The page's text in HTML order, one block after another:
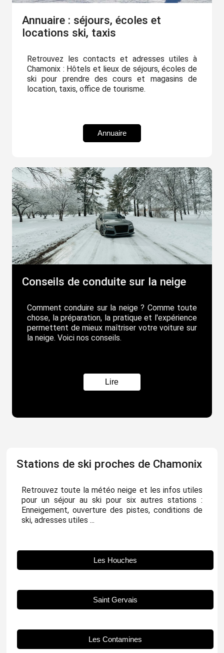
Annuaire : séjours, écoles et
locations ski, taxis
Retrouvez les contacts et adresses utiles à
Chamonix : Hôtels et lieux de séjours, écoles de
ski pour prendre des cours et magasins de
location, taxis, office de tourisme.
Annuaire
Conseils de conduite sur la neige
Comment conduire sur la neige ? Comme toute
chose, la préparation, la pratique et l'expérience
permettent de mieux maîtriser votre voiture sur
la neige. Voici nos conseils.
Lire
Stations de ski proches de Chamonix
Retrouvez toute la météo neige et les infos utiles
pour un séjour au ski pour six autres stations :
Enneigement, ouverture des pistes, conditions de
ski, adresses utiles ...
Les Houches
Saint Gervais
Les Contamines